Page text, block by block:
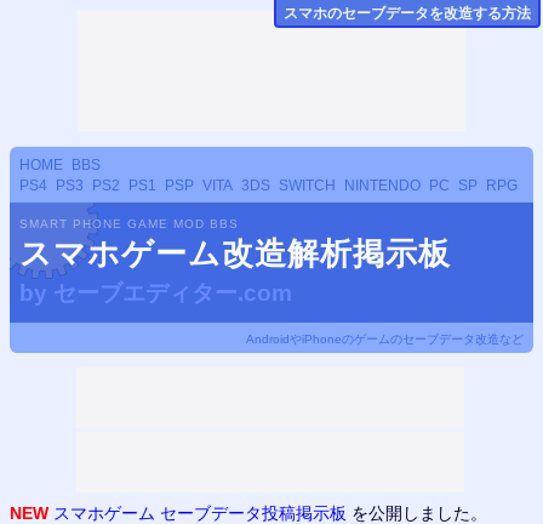
HOME
BBS
PS4
PS3 PS2 PS1 PSP VITA 3DS SWITCH NINTENDO PC SP RPG
SMART PHONE GAME MOD BBS
スマホゲーム改造解析掲示板
by セーブエディター.com
AndroidやiPhoneのゲームのセーブデータ改造など
NEW スマホゲーム セーブデータ投稿掲示板 を公開しました。
スマホのセーブデータを改造する方法